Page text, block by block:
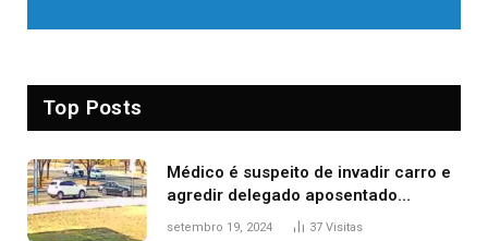
Top Posts
Médico é suspeito de invadir carro e
agredir delegado aposentado
durante confusão no trânsito
setembro 19, 2024 37 Visitas